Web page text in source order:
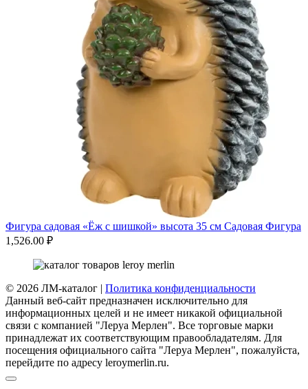
Фигура садовая «Ёж с шишкой» высота 35 см Садовая Фигура
1,526.00 ₽
© 2026 ЛМ-каталог | Политика конфиденциальности
Данный веб-сайт предназначен исключительно для
информационных целей и не имеет никакой официальной
связи с компанией "Леруа Мерлен". Все торговые марки
принадлежат их соответствующим правообладателям. Для
посещения официального сайта "Леруа Мерлен", пожалуйста,
перейдите по адресу leroymerlin.ru.